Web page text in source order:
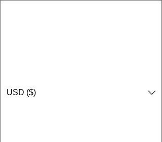
USD ($)